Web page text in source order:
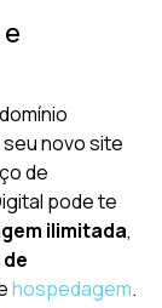
novo site
de
pode te
ilimitada,
hospedagem.